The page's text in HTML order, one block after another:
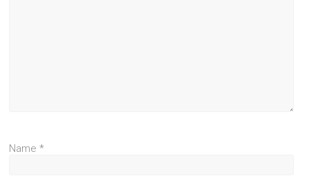
Name*